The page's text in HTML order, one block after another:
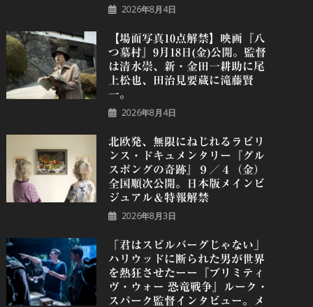
2026年8月4日
【場面写真10点解禁】映画『八
つ墓村』9月18日(金)公開。監督
は清水崇、新・金田一耕助に尾
上松也、田治見要蔵に滝藤賢
一。
2026年8月4日
北欧発、無限にねじれるラビリ
ンス・ドキュメンタリー『グル
スポングの奇跡』９／４（金）
全国順次公開。日本版メインビ
ジュアル＆特報解禁
2026年8月3日
「君はスピルバーグじゃない」
ハリウッドに断られた男が世界
を熱狂させたーー『プリミティ
ヴ・ウォー 恐⻯戦争』ルーク・
スパーク監督インタビュー。メ